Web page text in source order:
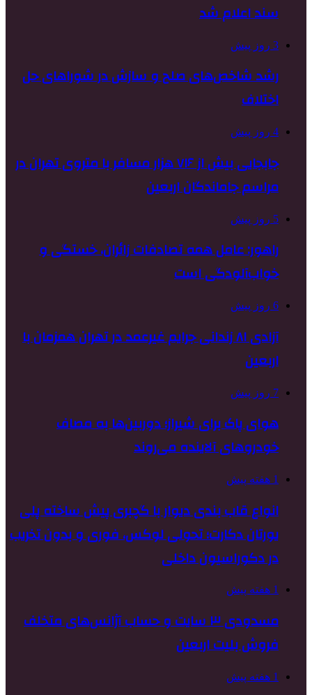
سند اعلام شد
3 روز پیش
رشد شاخص‌های صلح و سازش در شوراهای حل
اختلاف
4 روز پیش
جابجایی بیش از ۷۱۶ هزار مسافر با متروی تهران در
مراسم جاماندگان اربعین
5 روز پیش
راهور: عامل همه تصادفات زائران، خستگی و
خواب‌آلودگی است
6 روز پیش
آزادی ۸۱ زندانی جرایم غیرعمد در تهران همزمان با
اربعین
7 روز پیش
هوای پاک برای شیراز؛ دوربین‌ها به مصاف
خودروهای آلاینده می‌روند
1 هفته پیش
انواع قاب بندی دیوار با گچبری پیش ساخته پلی
یورتان دکارت؛ تحولی لوکس، فوری و بدون تخریب
در دکوراسیون داخلی
1 هفته پیش
مسدودی ۳ سایت و حساب آژانس‌های متخلف
فروش بلیت اربعین
1 هفته پیش